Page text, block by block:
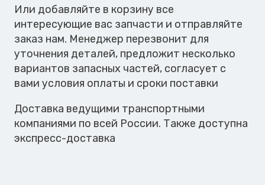
Или добавляйте в корзину все
интересующие вас запчасти и отправляйте
заказ нам. Менеджер перезвонит для
уточнения деталей, предложит несколько
вариантов запасных частей, согласует с
вами условия оплаты и сроки поставки
Доставка ведущими транспортными
компаниями по всей России. Также доступна
экспресс-доставка